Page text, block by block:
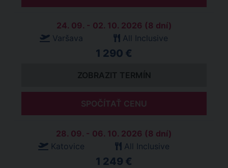
24. 09. - 02. 10. 2026 (8 dní)
Varšava
All Inclusive
1 290 €
ZOBRAZIT TERMÍN
SPOČÍTAŤ CENU
28. 09. - 06. 10. 2026 (8 dní)
Katovice
All Inclusive
1 249 €